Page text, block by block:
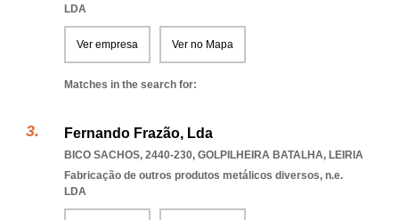
LDA
Ver empresa Ver no Mapa
Matches in the search for:
Fernando Frazão, Lda
BICO SACHOS, 2440-230, GOLPILHEIRA BATALHA, LEIRIA
Fabricação de outros produtos metálicos diversos, n.e.
LDA